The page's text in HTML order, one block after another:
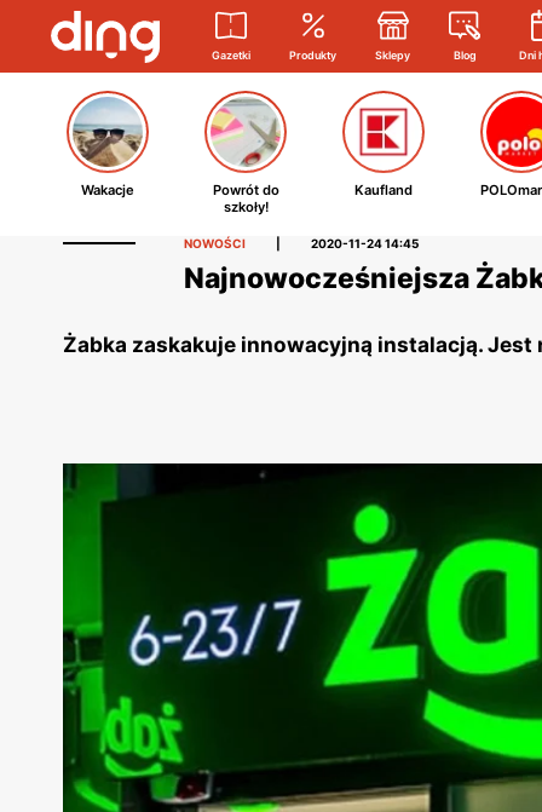
Gazetki Produkty Sklepy Blog Dni
Wakacje
Powrót do
szkoły!
Kaufland
NOWOŚCI 2020-11-24 14:45
Najnowocześniejsza
Żabka zaskakuje innowacyjną instalacją.